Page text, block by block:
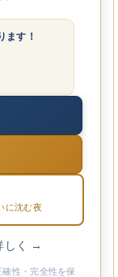
ます！
に沈む夜
しく →
性・完全性を保